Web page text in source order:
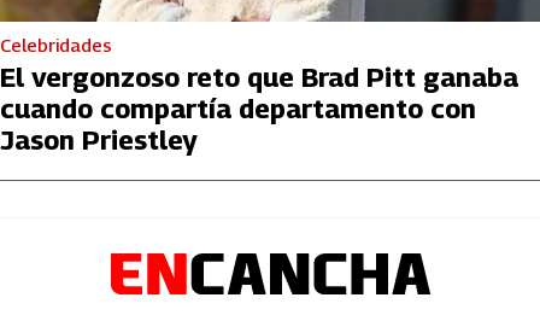
Celebridades
El vergonzoso reto que Brad Pitt ganaba
cuando compartía departamento con
Jason Priestley